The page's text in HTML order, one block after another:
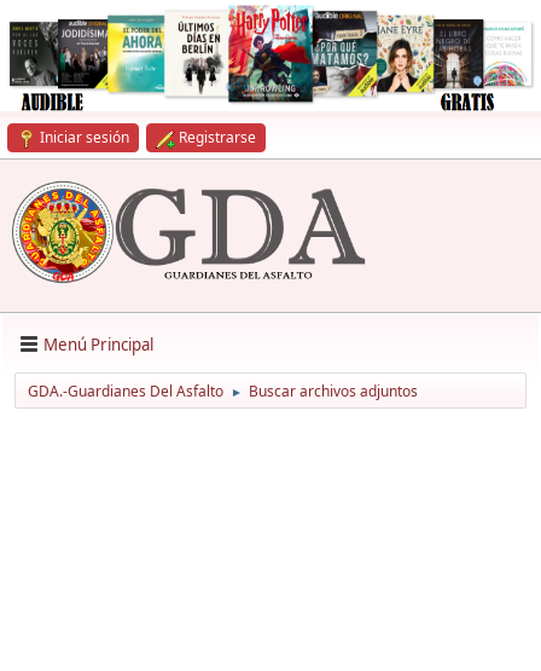
Iniciar sesión Registrarse
Menú Principal
GDA.-Guardianes Del Asfalto ► Buscar archivos adjuntos